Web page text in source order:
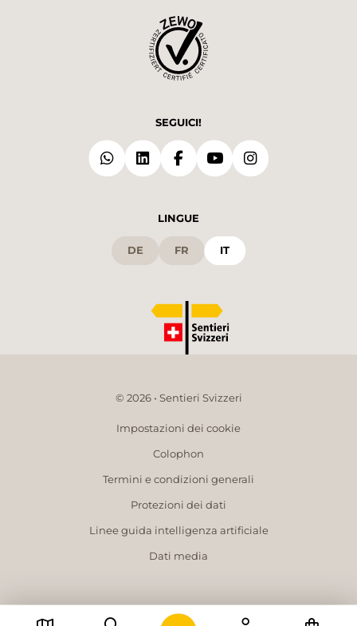
SEGUICI!
LINGUE
DE FR IT
© 2026 • Sentieri Svizzeri
Impostazioni dei cookie
Colophon
Termini e condizioni generali
Protezioni dei dati
Linee guida intelligenza artificiale
Dati media